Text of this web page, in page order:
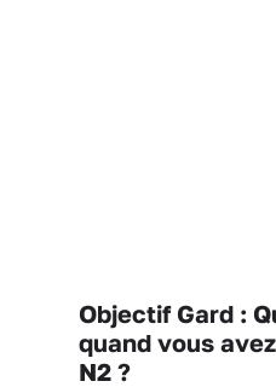
Objectif Gard :
quand vous
N2 ?